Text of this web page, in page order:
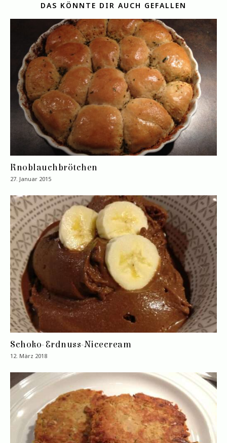
DAS KÖNNTE DIR AUCH GEFALLEN
Knoblauchbrötchen
27. Januar 2015
Schoko-Erdnuss-Nicecream
12. März 2018